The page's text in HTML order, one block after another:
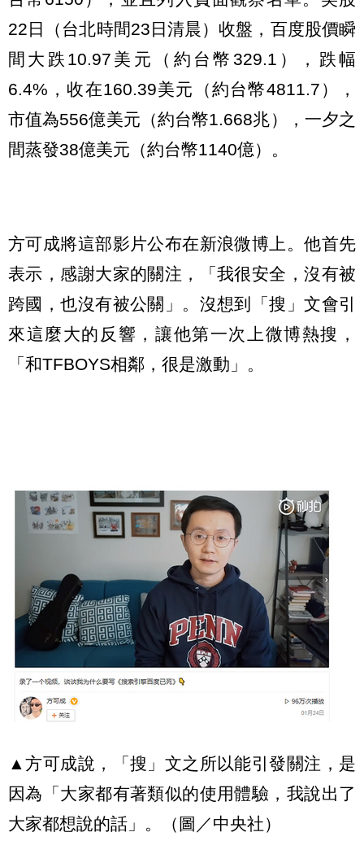
22日（台北時間23日清晨）收盤，百度股價瞬
間大跌10.97美元（約台幣329.1），跌幅
6.4%，收在160.39美元（約台幣4811.7），
市值為556億美元（約台幣1.668兆），一夕之
間蒸發38億美元（約台幣1140億）。
方可成將這部影片公布在新浪微博上。他首先
表示，感謝大家的關注，「我很安全，沒有被
跨國，也沒有被公關」。沒想到「搜」文會引
來這麼大的反響，讓他第一次上微博熱搜，
「和TFBOYS相鄰，很是激動」。
▲方可成說，「搜」文之所以能引發關注，是
因為「大家都有著類似的使用體驗，我說出了
大家都想說的話」。（圖／中央社）